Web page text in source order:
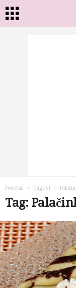
Početna Tagovi
Tag: